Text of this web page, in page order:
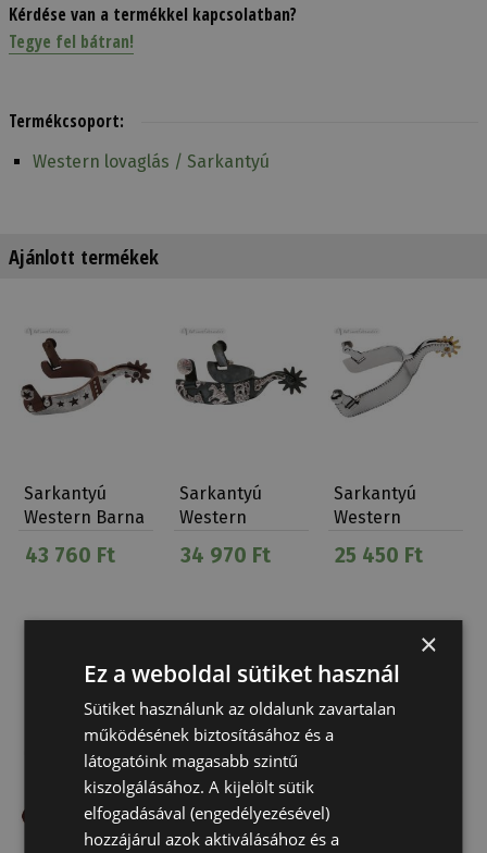
Kérdése van a termékkel kapcsolatban?
Tegye fel bátran!
Termékcsoport:
Western lovaglás / Sarkantyú
Ajánlott termékek
Sarkantyú
Western Barna
Argen…
43 760 Ft
Sarkantyú
Western
Tíz Ágú
34 970 Ft
Sarkantyú
Western
25 450 Ft
×
Ez a weboldal sütiket használ
Sütiket használunk az oldalunk zavartalan
működésének biztosításához és a
látogatóink magasabb szintű
kiszolgálásához. A kijelölt sütik
elfogadásával (engedélyezésével)
hozzájárul azok aktiválásához és a